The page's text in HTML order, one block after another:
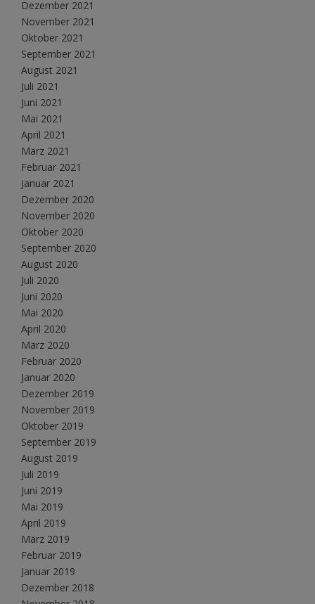
Dezember 2021
November 2021
Oktober 2021
September 2021
August 2021
Juli 2021
Juni 2021
Mai 2021
April 2021
März 2021
Februar 2021
Januar 2021
Dezember 2020
November 2020
Oktober 2020
September 2020
August 2020
Juli 2020
Juni 2020
Mai 2020
April 2020
März 2020
Februar 2020
Januar 2020
Dezember 2019
November 2019
Oktober 2019
September 2019
August 2019
Juli 2019
Juni 2019
Mai 2019
April 2019
März 2019
Februar 2019
Januar 2019
Dezember 2018